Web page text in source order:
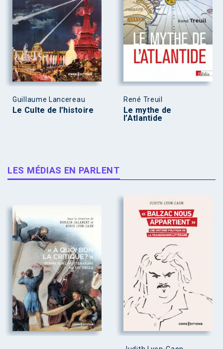
Guillaume Lancereau
Le Culte de l’histoire
René Treuil
Le mythe de
l’Atlantide
LES MÉDIAS EN PARLENT